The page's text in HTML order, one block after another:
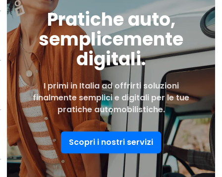
Pratiche auto,
semplicemente
digitali.
I primi in Italia ad offrirti soluzioni
finalmente semplici e digitali per le tue
pratiche automobilistiche.
Scopri i nostri servizi